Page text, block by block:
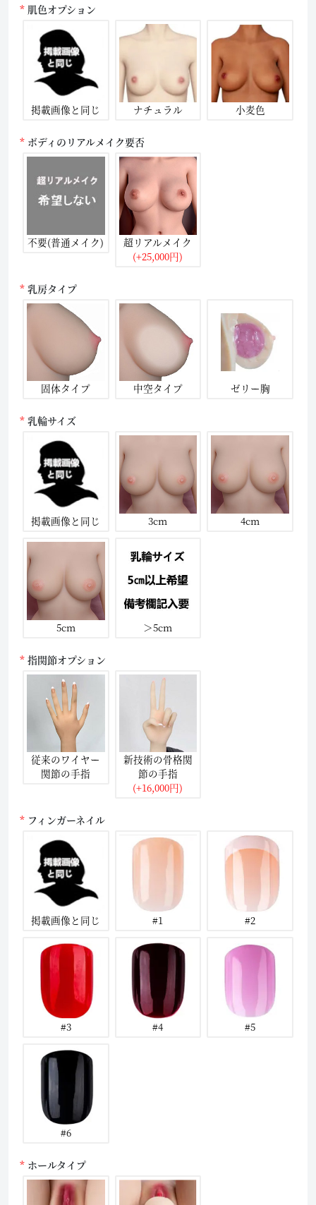
肌色オプション
掲載画像と同じ ナチュラル 小麦色
ボディのリアルメイク要否
不要(普通メイク)
超リアルメイク
(+25,000円)
乳房タイプ
固体タイプ 中空タイプ ゼリー胸
乳輪サイズ
掲載画像と同じ 3cm 4cm
5cm ＞5cm
指関節オプション
従来のワイヤー
関節の手指
新技術の骨格関
節の手指
(+16,000円)
フィンガーネイル
掲載画像と同じ #1 #2
#3 #4 #5
#6
ホールタイプ